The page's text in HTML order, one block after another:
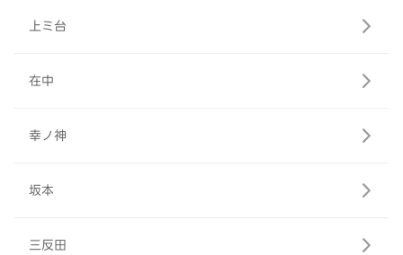
上ミ台
在中
幸ノ神
坂本
三反田